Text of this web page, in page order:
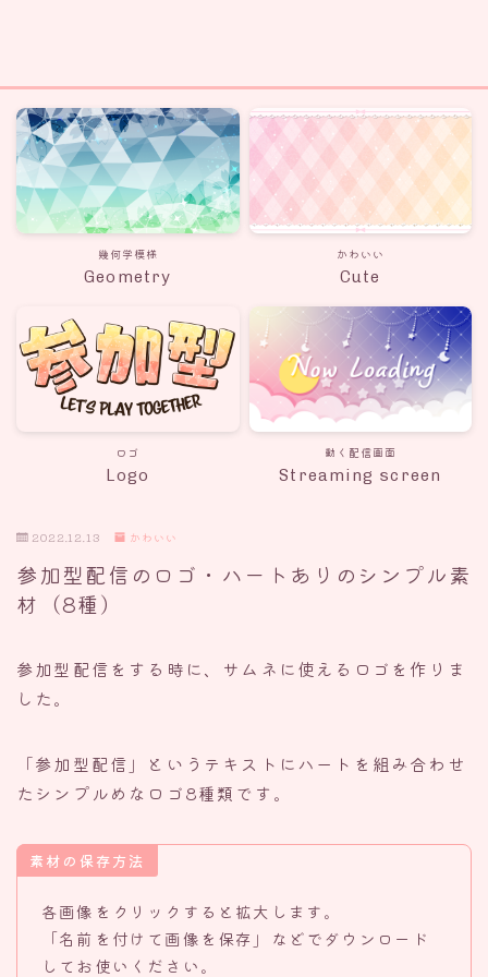
幾何学模様
Geometry
かわいい
Cute
ロゴ
Logo
動く配信画面
Streaming screen
2022.12.13 かわいい
参加型配信のロゴ・ハートありのシンプル素
材（8種）
参加型配信をする時に、サムネに使えるロゴを作りま
した。
「参加型配信」というテキストにハートを組み合わせ
たシンプルめなロゴ8種類です。
素材の保存方法
各画像をクリックすると拡大します。
「名前を付けて画像を保存」などでダウンロード
してお使いください。